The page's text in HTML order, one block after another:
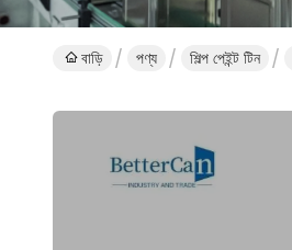
বাড়ি পণ্য শিল্প পেইন্ট টিন